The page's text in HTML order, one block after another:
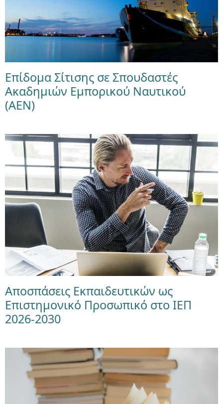
Επίδομα Σίτισης σε Σπουδαστές
Ακαδημιών Εμπορικού Ναυτικού
(ΑΕΝ)
Αποσπάσεις Εκπαιδευτικών ως
Επιστημονικό Προσωπικό στο ΙΕΠ
2026-2030